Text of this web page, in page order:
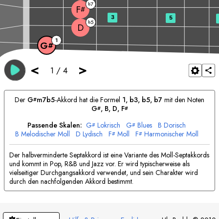
< 1 / 4 >
G# 1
D b5
F#
b7
3 5
Der G#m7b5-Akkord hat die Formel 1, b3, b5, b7 mit den Noten
G#, B, D, F#
Passende Skalen: G# Lokrisch G# Blues B Dorisch
B Melodischer Moll D Lydisch F# Moll F# Harmonischer Moll
Der halbverminderte Septakkord ist eine Variante des Moll-Septakkords
und kommt in Pop, R&B und Jazz vor. Er wird typischerweise als
vielseitiger Durchgangsakkord verwendet, und sein Charakter wird
durch den nachfolgenden Akkord bestimmt.